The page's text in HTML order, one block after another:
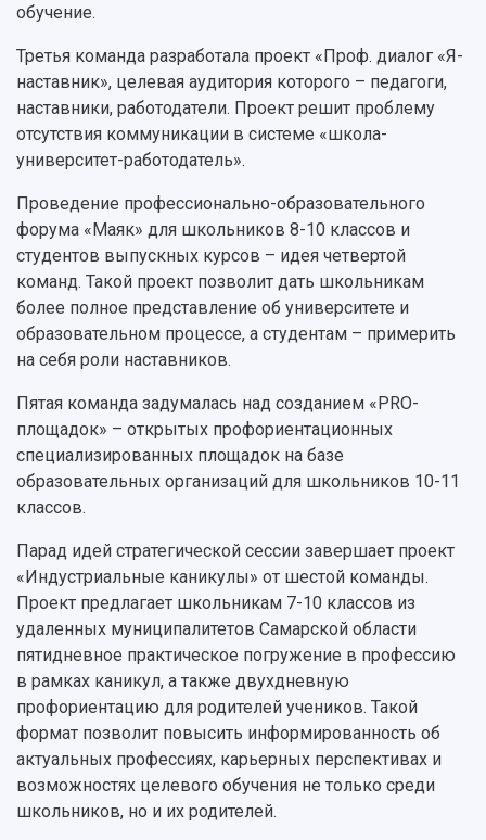
обучение.
Третья команда разработала проект «Проф. диалог «Я-
наставник», целевая аудитория которого – педагоги,
наставники, работодатели. Проект решит проблему
отсутствия коммуникации в системе «школа-
университет-работодатель».
Проведение профессионально-образовательного
форума «Маяк» для школьников 8-10 классов и
студентов выпускных курсов – идея четвертой
команд. Такой проект позволит дать школьникам
более полное представление об университете и
образовательном процессе, а студентам – примерить
на себя роли наставников.
Пятая команда задумалась над созданием «PRO-
площадок» – открытых профориентационных
специализированных площадок на базе
образовательных организаций для школьников 10-11
классов.
Парад идей стратегической сессии завершает проект
«Индустриальные каникулы» от шестой команды.
Проект предлагает школьникам 7-10 классов из
удаленных муниципалитетов Самарской области
пятидневное практическое погружение в профессию
в рамках каникул, а также двухдневную
профориентацию для родителей учеников. Такой
формат позволит повысить информированность об
актуальных профессиях, карьерных перспективах и
возможностях целевого обучения не только среди
школьников, но и их родителей.